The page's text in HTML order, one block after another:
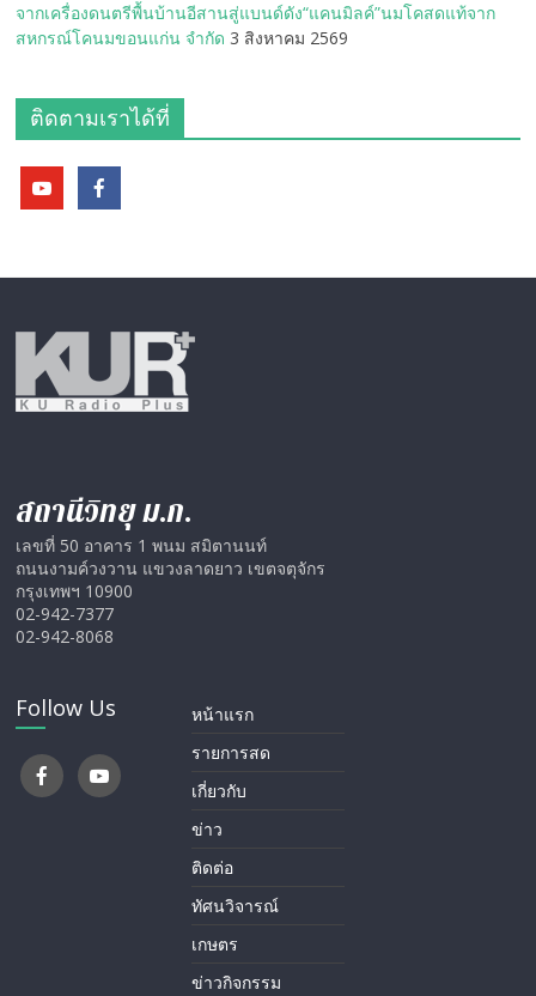
จากเครื่องดนตรีพื้นบ้านอีสานสู่แบนด์ดัง“แคนมิลค์”นมโคสดแท้จาก
สหกรณ์โคนมขอนแก่น จำกัด 3 สิงหาคม 2569
ติดตามเราได้ที่
สถานีวิทยุ ม.ก.
เลขที่ 50 อาคาร 1 พนม สมิตานนท์
ถนนงามค์วงวาน แขวงลาดยาว เขตจตุจักร
กรุงเทพฯ 10900
02-942-7377
02-942-8068
Follow Us
หน้าแรก
รายการสด
เกี่ยวกับ
ข่าว
ติดต่อ
ทัศนวิจารณ์
เกษตร
ข่าวกิจกรรม